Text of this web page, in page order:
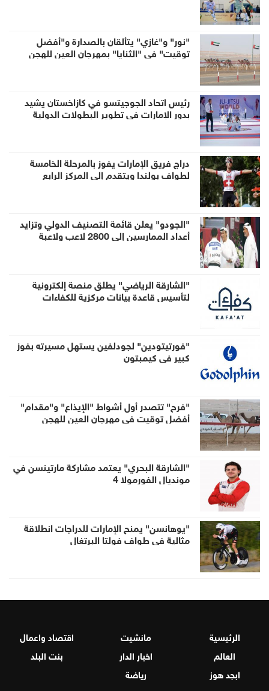
"نور" و"غازي" يتألقان بالصدارة و"أفضل
توقيت" في "الثنايا" بمهرجان العين للهجن
رئيس اتحاد الجوجيتسو في كازاخستان يشيد
بدور الإمارات في تطوير البطولات الدولية
دراج فريق الإمارات يفوز بالمرحلة الخامسة
لطواف بولندا ويتقدم إلى المركز الرابع
"الجودو" يعلن قائمة التصنيف الدولي وتزايد
أعداد الممارسين إلى 2800 لاعب ولاعبة
"الشارقة الرياضي" يطلق منصة إلكترونية
لتأسيس قاعدة بيانات مركزية للكفاءات
"فورتيتودين" لجودلفين يستهل مسيرته بفوز
كبير في كيمبتون
"فرح" تتصدر أول أشواط "الإيذاع" و"مقدام"
أفضل توقيت في مهرجان العين للهجن
"الشارقة البحري" يعتمد مشاركة مارتينسن في
مونديال الفورمولا 4
"يوهانسن" يمنح الإمارات للدراجات انطلاقة
مثالية في طواف فولتا البرتغال
الرئيسية مانشيت
اقتصاد واعمال
العالم
اخبار الدار
بنت البلد
ابجد هوز
رياضة